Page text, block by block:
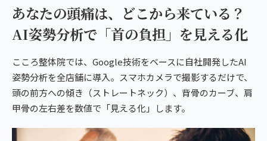
あなたの頭痛は、どこから来ている？
AI姿勢分析で「首の負担」を見える化
こころ整体院では、Google技術をベースに自社開発したAI
姿勢分析を全店舗に導入。スマホカメラで撮影するだけで、
頭の前方への傾き（ストレートネック）、背骨のカーブ、肩
甲骨の左右差を数値で「見える化」します。